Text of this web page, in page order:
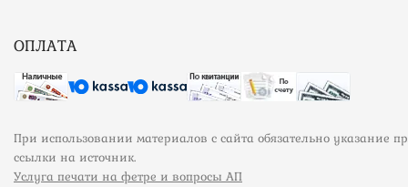
ОПЛАТА
При использовании материалов с сайта обязательно указание
ссылки на источник.
Услуга печати на фетре и вопросы АП